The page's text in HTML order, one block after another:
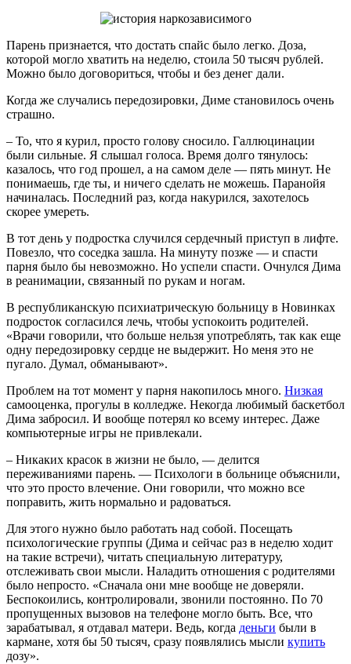
Парень признается, что достать спайс было легко. Доза,
которой могло хватить на неделю, стоила 50 тысяч рублей.
Можно было договориться, чтобы и без денег дали.
Когда же случались передозировки, Диме становилось очень
страшно.
– То, что я курил, просто голову сносило. Галлюцинации
были сильные. Я слышал голоса. Время долго тянулось:
казалось, что год прошел, а на самом деле — пять минут. Не
понимаешь, где ты, и ничего сделать не можешь. Паранойя
начиналась. Последний раз, когда накурился, захотелось
скорее умереть.
В тот день у подростка случился сердечный приступ в лифте.
Повезло, что соседка зашла. На минуту позже — и спасти
парня было бы невозможно. Но успели спасти. Очнулся Дима
в реанимации, связанный по рукам и ногам.
В республиканскую психиатрическую больницу в Новинках
подросток согласился лечь, чтобы успокоить родителей.
«Врачи говорили, что больше нельзя употреблять, так как еще
одну передозировку сердце не выдержит. Но меня это не
пугало. Думал, обманывают».
Проблем на тот момент у парня накопилось много. Низкая
самооценка, прогулы в колледже. Некогда любимый баскетбол
Дима забросил. И вообще потерял ко всему интерес. Даже
компьютерные игры не привлекали.
– Никаких красок в жизни не было, — делится
переживаниями парень. — Психологи в больнице объяснили,
что это просто влечение. Они говорили, что можно все
поправить, жить нормально и радоваться.
Для этого нужно было работать над собой. Посещать
психологические группы (Дима и сейчас раз в неделю ходит
на такие встречи), читать специальную литературу,
отслеживать свои мысли. Наладить отношения с родителями
было непросто. «Сначала они мне вообще не доверяли.
Беспокоились, контролировали, звонили постоянно. По 70
пропущенных вызовов на телефоне могло быть. Все, что
зарабатывал, я отдавал матери. Ведь, когда деньги были в
кармане, хотя бы 50 тысяч, сразу появлялись мысли купить
дозу».